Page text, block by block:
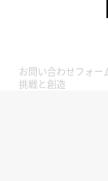
当社がウ
なる保証を
お問い合わせフォー
挑戦と創造